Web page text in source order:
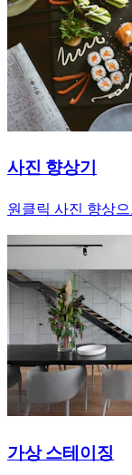
사진 향상기
원클릭 사진 향상
가상 스테이징